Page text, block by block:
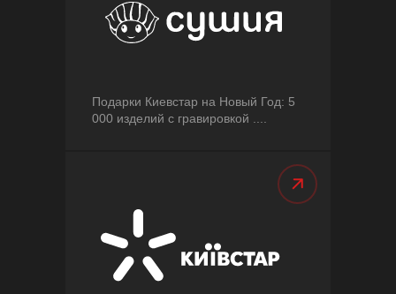
Подарки Киевстар на Новый Год: 5
000 изделий с гравировкой ....